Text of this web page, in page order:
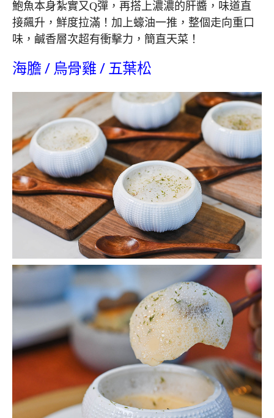
鮑魚本身紮實又Q彈，再搭上濃濃的肝醬，味道直
接飆升，鮮度拉滿！加上蠔油一推，整個走向重口
味，鹹香層次超有衝擊力，簡直天菜！
海膽 / 烏骨雞 / 五葉松